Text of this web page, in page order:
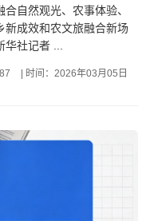
自然观光、农事体验、
新成效和农文旅融合新场
社记者 ...
时间：2026年03月05日